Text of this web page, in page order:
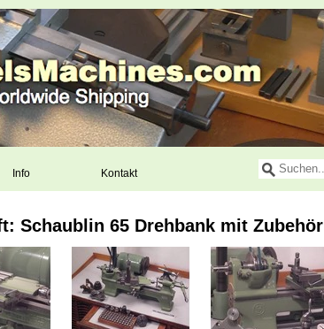
Info Kontakt
Schaublin 65 Drehbank mit Zubehör